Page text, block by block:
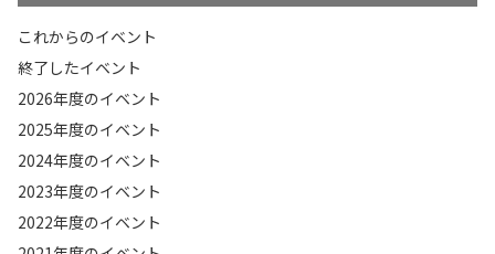
これからのイベント
終了したイベント
2026年度のイベント
2025年度のイベント
2024年度のイベント
2023年度のイベント
2022年度のイベント